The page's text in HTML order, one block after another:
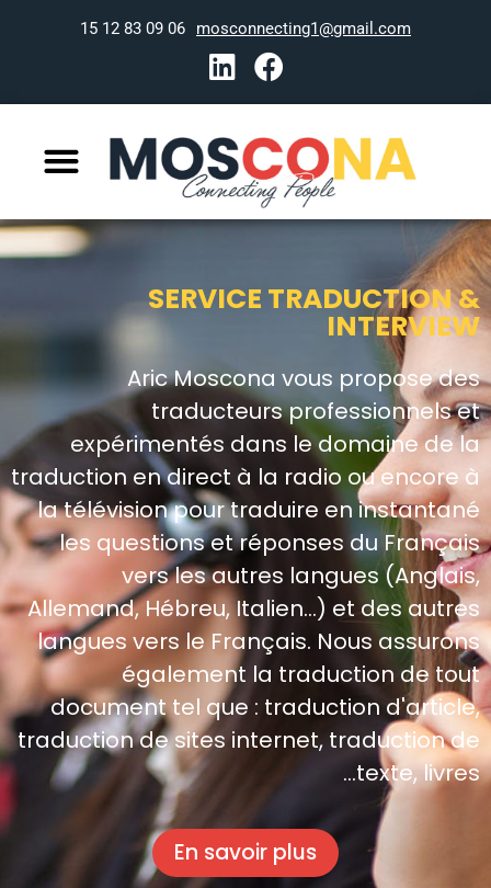
mosconnecting1@gmail.com
06 09 83 12 15
SERVICE TRADUCTION &
INTERVIEW
Aric Moscona vous propose des
traducteurs professionnels et
expérimentés dans le domaine de la
traduction en direct à la radio ou encore à
la télévision pour traduire en instantané
les questions et réponses du Français
vers les autres langues (Anglais,
Allemand, Hébreu, Italien…) et des autres
langues vers le Français. Nous assurons
également la traduction de tout
document tel que : traduction d'article,
traduction de sites internet, traduction de
texte, livres…
En savoir plus